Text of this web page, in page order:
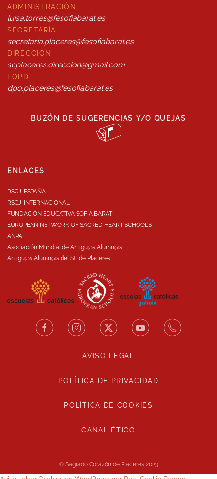
ADMINISTRACIÓN
luisa.torres@fesofiabarat.es
SECRETARÍA
secretaria.placeres@fesofiabarat.es
DIRECCIÓN
scplaceres.direccion@gmail.com
LOPD
dpo.placeres@fesofiabarat.es
BUZÓN DE SUGERENCIAS Y/O QUEJAS
ENLACES
RSCJ-ESPAÑA
RSCJ-INTERNACIONAL
FUNDACIÓN EDUCATIVA SOFÍA BARAT
EUROPEAN NETWORK OF SACRED HEART SCHOOLS
ANPA
Asociación Mundial de Antigu@s Alumn@s
Antigu@s Alumn@s del SC de Placeres
AVISO LEGAL
POLÍTICA DE PRIVACIDAD
POLÍTICA DE COOKIES
CANAL ÉTICO
© Sagrado Corazón de Placeres 2023